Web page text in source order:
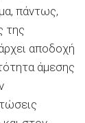
πάντως,
της
αποδοχή
άμεσης